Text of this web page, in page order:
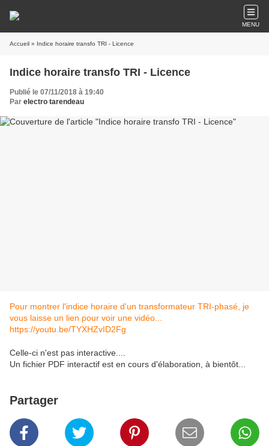
MENU
Accueil » Indice horaire transfo TRI - Licence
Indice horaire transfo TRI - Licence
Publié le 07/11/2018 à 19:40
Par electro tarendeau
Pour montrer l'indice horaire d'un transformateur TRI-phasé, je
vous laisse un lien pour voir une vidéo...
https://youtu.be/TYXHZvID2Fg
Celle-ci n'est pas interactive....
Un fichier PDF interactif est en cours d'élaboration, à bientôt...
Partager